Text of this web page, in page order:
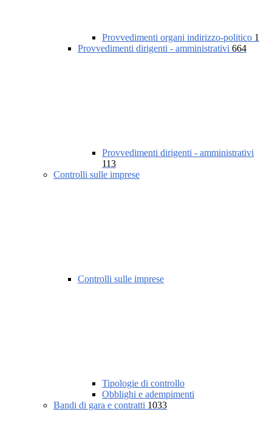
Provvedimenti organi indirizzo-politico 1
Provvedimenti dirigenti - amministrativi 664
Provvedimenti dirigenti - amministrativi
113
Controlli sulle imprese
Controlli sulle imprese
Tipologie di controllo
Obblighi e adempimenti
Bandi di gara e contratti 1033